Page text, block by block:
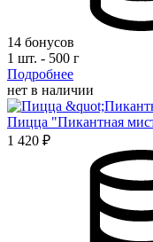
14 бонусов
1 шт. - 500 г
Подробнее
нет в наличии
Пицца "Пикантная
1 420 ₽